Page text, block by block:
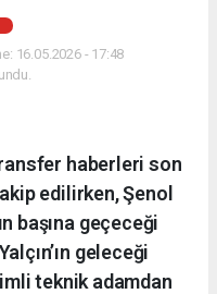
16.05.2026 - 17:48
haberleri son
edilirken, Şenol
başına geçeceği
geleceği
teknik adamdan